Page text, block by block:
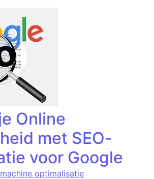
Online
met SEO-
voor Google
optimalisatie